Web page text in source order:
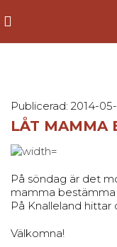
Publicerad: 2014-
LÅT MAMMA
På söndag är det
mamma
På Knalleland hittar
Välkomna!